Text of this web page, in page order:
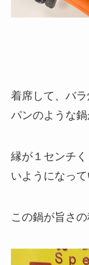
着席して、バ
パンのような鍋
縁が１センチ
いようになって
この鍋が旨さ